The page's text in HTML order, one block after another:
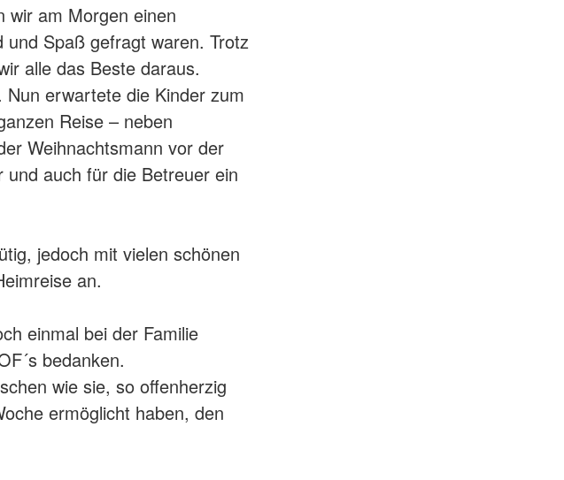
wir am Morgen einen
Spaß gefragt waren. Trotz
alle das Beste daraus.
erwartete die Kinder zum
Reise – neben
Weihnachtsmann vor der
auch für die Betreuer ein
jedoch mit vielen schönen
an.
einmal bei der Familie
bedanken.
wie sie, so offenherzig
ermöglicht haben, den